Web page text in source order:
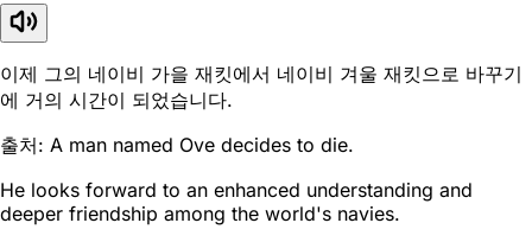
이제 그의 네이비 가을 재킷에서 네이비 겨울 재킷으로 바꾸기
에 거의 시간이 되었습니다.
출처: A man named Ove decides to die.
He looks forward to an enhanced understanding and
deeper friendship among the world's navies.